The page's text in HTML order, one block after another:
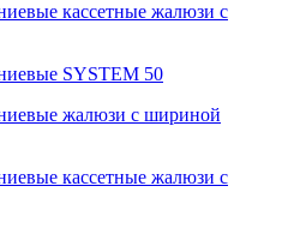
кассетные жалюзи с
SYSTEM 50
жалюзи с шириной
кассетные жалюзи с